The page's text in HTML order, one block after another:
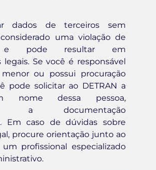
dados de terceiros sem
uma violação de
e pode resultar em
Se você é responsável
ou possui procuração
pode solicitar ao DETRAN a
nome dessa pessoa,
a documentação
Em caso de dúvidas sobre
procure orientação junto ao
profissional especializado